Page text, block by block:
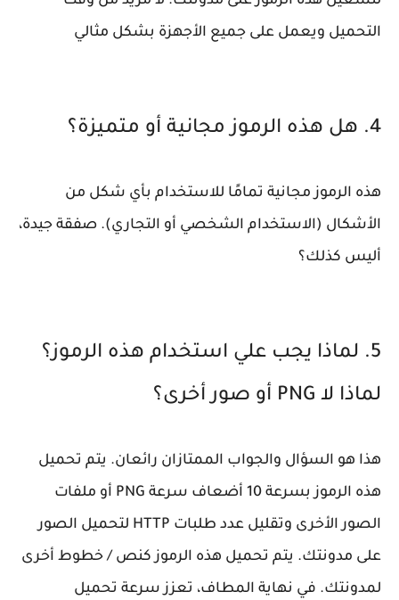
التحميل ويعمل على جميع الأجهزة بشكل مثالي
4. هل هذه الرموز مجانية أو متميزة؟
هذه الرموز مجانية تمامًا للاستخدام بأي شكل من
الأشكال (الاستخدام الشخصي أو التجاري). صفقة جيدة،
أليس كذلك؟
5. لماذا يجب علي استخدام هذه الرموز؟
لماذا لا PNG أو صور أخرى؟
هذا هو السؤال والجواب الممتازان رائعان. يتم تحميل
هذه الرموز بسرعة 10 أضعاف سرعة PNG أو ملفات
الصور الأخرى وتقليل عدد طلبات HTTP لتحميل الصور
على مدونتك. يتم تحميل هذه الرموز كنص / خطوط أخرى
لمدونتك. في نهاية المطاف، تعزز سرعة تحميل